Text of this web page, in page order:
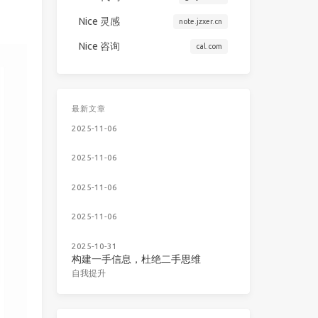
Nice 灵感 note.jzxer.cn
Nice 咨询 cal.com
最新文章
2025-11-06
2025-11-06
2025-11-06
2025-11-06
2025-10-31
构建一手信息，杜绝二手思维
自我提升